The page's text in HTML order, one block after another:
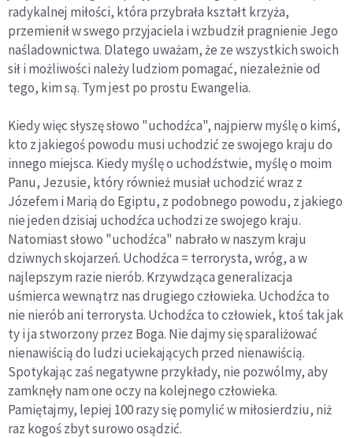
radykalnej miłości, która przybrała kształt krzyża,
przemienił w swego przyjaciela i wzbudził pragnienie Jego
naśladownictwa. Dlatego uważam, że ze wszystkich swoich
sił i możliwości należy ludziom pomagać, niezależnie od
tego, kim są. Tym jest po prostu Ewangelia.
Kiedy więc słyszę słowo "uchodźca", najpierw myślę o kimś,
kto z jakiegoś powodu musi uchodzić ze swojego kraju do
innego miejsca. Kiedy myślę o uchodźstwie, myślę o moim
Panu, Jezusie, który również musiał uchodzić wraz z
Józefem i Marią do Egiptu, z podobnego powodu, z jakiego
nie jeden dzisiaj uchodźca uchodzi ze swojego kraju.
Natomiast słowo "uchodźca" nabrało w naszym kraju
dziwnych skojarzeń. Uchodźca = terrorysta, wróg, a w
najlepszym razie nierób. Krzywdząca generalizacja
uśmierca wewnątrz nas drugiego człowieka. Uchodźca to
nie nierób ani terrorysta. Uchodźca to człowiek, ktoś tak jak
ty i ja stworzony przez Boga. Nie dajmy się sparaliżować
nienawiścią do ludzi uciekających przed nienawiścią.
Spotykając zaś negatywne przykłady, nie pozwólmy, aby
zamknęły nam one oczy na kolejnego człowieka.
Pamiętajmy, lepiej 100 razy się pomylić w miłosierdziu, niż
raz kogoś zbyt surowo osądzić.